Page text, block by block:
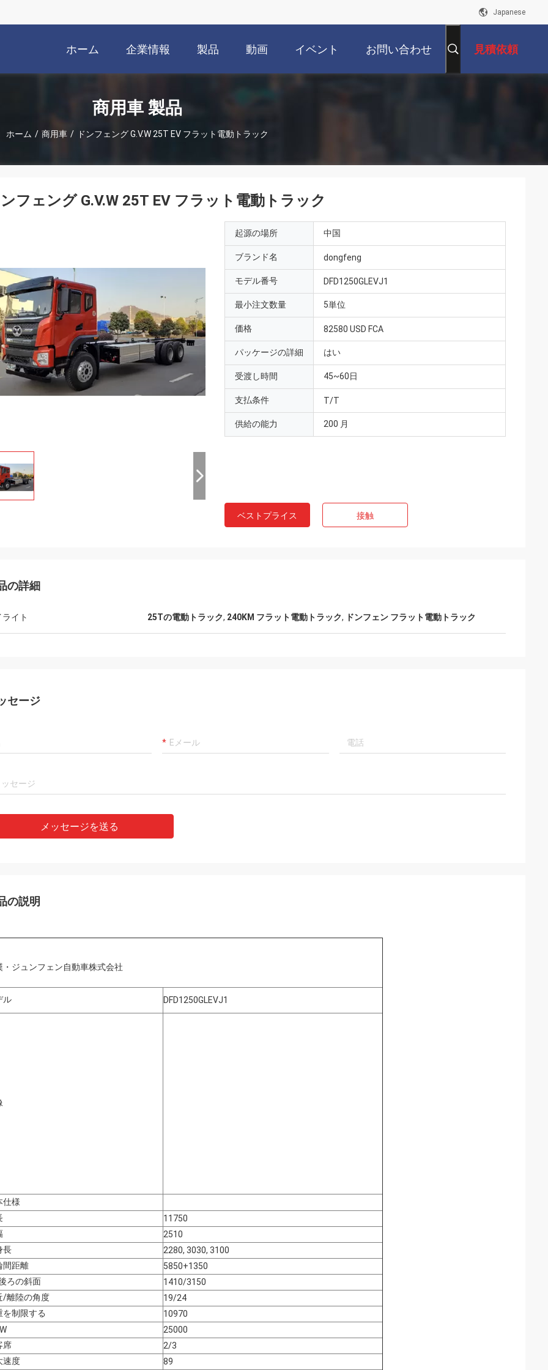
Japanese
ホーム 企業情報 製品 動画 イベント お問い合わせ 見積依頼
商用車 製品
ホーム / 商用車 / ドンフェング G.V.W 25T EV フラット電動トラック
ンフェング G.V.W 25T EV フラット電動トラック
起源の場所 中国
ブランド名 dongfeng
モデル番号 DFD1250GLEVJ1
最小注文数量 5単位
価格 82580 USD FCA
パッケージの詳細 はい
受渡し時間 45~60日
支払条件 T/T
供給の能力 200 月
ベストプライス 接触
の詳細
イト 25Tの電動トラック, 240KM フラット電動トラック, ドンフェン フラット電動トラック
セージ
メッセージを送る
の説明
・ジュンフェン自動車株式会社
ル DFD1250GLEVJ1
仕様
11750
2510
長
2280, 3030, 3100
間距離
5850+1350
ろの斜面
1410/3150
/離陸の角度
19/24
を制限する
10970
25000
席
2/3
速度
89